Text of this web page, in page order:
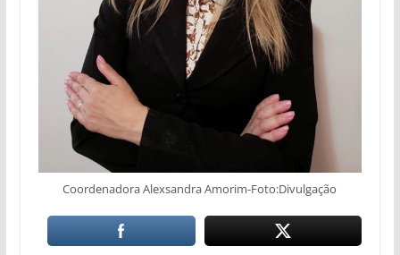
Coordenadora Alexsandra Amorim-Foto:Divulgação